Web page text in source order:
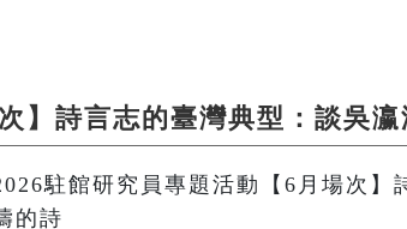
】詩言志的臺灣典型：談吳
駐館研究員專題活動【6月場次】
的詩